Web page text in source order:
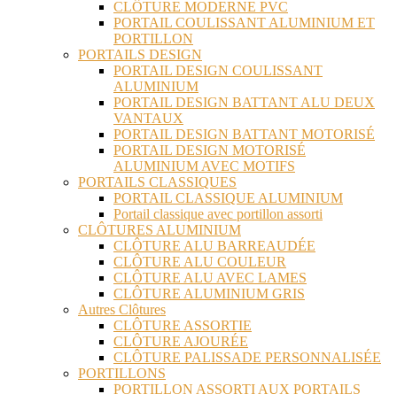
CLÔTURE MODERNE PVC
PORTAIL COULISSANT ALUMINIUM ET
PORTILLON
PORTAILS DESIGN
PORTAIL DESIGN COULISSANT
ALUMINIUM
PORTAIL DESIGN BATTANT ALU DEUX
VANTAUX
PORTAIL DESIGN BATTANT MOTORISÉ
PORTAIL DESIGN MOTORISÉ
ALUMINIUM AVEC MOTIFS
PORTAILS CLASSIQUES
PORTAIL CLASSIQUE ALUMINIUM
Portail classique avec portillon assorti
CLÔTURES ALUMINIUM
CLÔTURE ALU BARREAUDÉE
CLÔTURE ALU COULEUR
CLÔTURE ALU AVEC LAMES
CLÔTURE ALUMINIUM GRIS
Autres Clôtures
CLÔTURE ASSORTIE
CLÔTURE AJOURÉE
CLÔTURE PALISSADE PERSONNALISÉE
PORTILLONS
PORTILLON ASSORTI AUX PORTAILS